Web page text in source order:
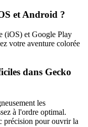
et Android ?
(iOS) et Google Play
votre aventure colorée
dans Gecko
les
à l'ordre optimal.
précision pour ouvrir la